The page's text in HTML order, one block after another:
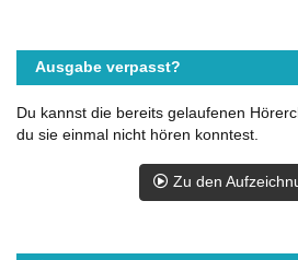
Ausgabe verpasst?
Du kannst die bereits gelaufenen
du sie einmal nicht hören konntest.
Zu den